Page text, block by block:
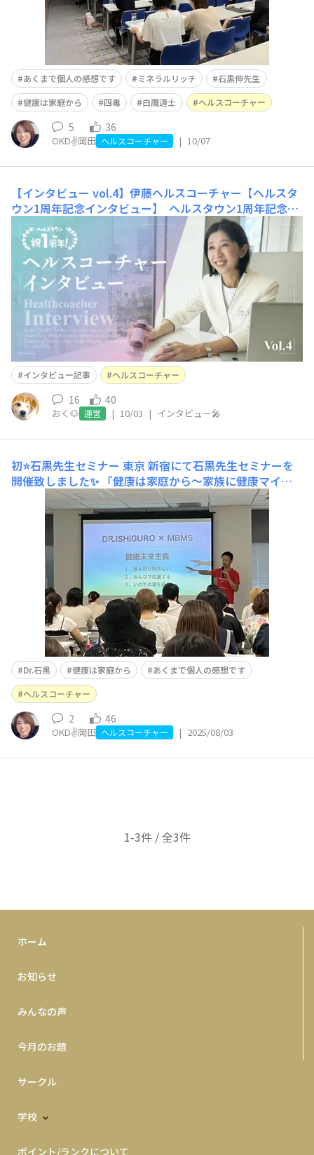
あくまで個人の感想です ミネラルリッチ
石黒伸先生
健康は家庭から
四毒 白魔道士 ヘルスコーチャー
5 36
OKD✌️岡田 ヘルスコーチャー | 10/07
【インタビュー vol.4】伊藤ヘルスコーチャー【ヘルスタ
ウン1周年記念インタビュー】
ヘルスタウン1周年記念イ
ンタビュー M.B.M.Sグループ グループ長 伊藤ひとみ
さん 「挑戦し続けることが、私の元気の源です」── そ
う語る伊藤ひとみさん。ヘルスタウンという“居場所”が
でき、私たちは今日も、自分らしく健康と向き合え
インタビュー記事 ヘルスコーチャー
16 40
おく🐶 運営 | 10/03 | インタビュー🎤
初⭐️石黒先生セミナー 東京 新宿にて石黒先生セミナーを
開催致しました✨ 『健康は家庭から〜家族に健康マイス
ターをつくろう〜』 初めて参加させていただき、とても
感激しました🤩 石黒先生はどんな食事をしているんだろ
う？と考えた事はございませんか。本日のセミナーでは、
今朝食べた食事のお写真も見せて
Dr.石黒 健康は家庭から
あくまで個人の感想です
ヘルスコーチャー
2 46
OKD✌️岡田 ヘルスコーチャー | 2025/08/03
1-3件 / 全3件
ホーム
お知らせ
みんなの声
今月のお題
サークル
学校
ポイント/ランクについて